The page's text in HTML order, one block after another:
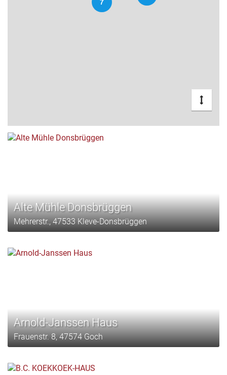
Alte Mühle Donsbrüggen
Mehrerstr., 47533 Kleve-Donsbrüggen
Arnold-Janssen Haus
Frauenstr. 8, 47574 Goch